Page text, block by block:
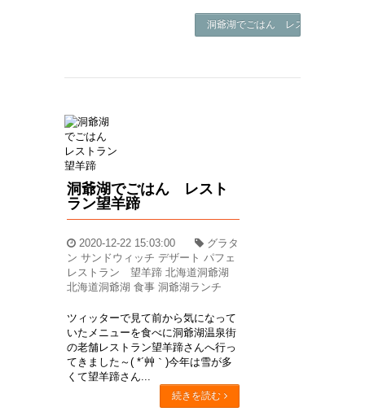
洞爺湖でごはん レストラン望羊
洞爺湖でごはん レスト
ラン望羊蹄
2020-12-22 15:03:00
グラタ
ン サンドウィッチ デザート パフェ
レストラン 望羊蹄 北海道洞爺湖
北海道洞爺湖 食事 洞爺湖ランチ
ツィッターで見て前から気になって
いたメニューを食べに洞爺湖温泉街
の老舗レストラン望羊蹄さんへ行っ
てきました～( *´艸｀)今年は雪が多
くて望羊蹄さん...
続きを読む